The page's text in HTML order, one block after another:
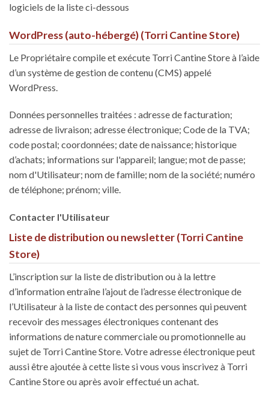
logiciels de la liste ci-dessous
WordPress (auto-hébergé) (Torri Cantine Store)
Le Propriétaire compile et exécute Torri Cantine Store à l’aide
d’un système de gestion de contenu (CMS) appelé
WordPress.
Données personnelles traitées : adresse de facturation;
adresse de livraison; adresse électronique; Code de la TVA;
code postal; coordonnées; date de naissance; historique
d’achats; informations sur l'appareil; langue; mot de passe;
nom d'Utilisateur; nom de famille; nom de la société; numéro
de téléphone; prénom; ville.
Contacter l'Utilisateur
Liste de distribution ou newsletter (Torri Cantine
Store)
L’inscription sur la liste de distribution ou à la lettre
d’information entraîne l’ajout de l’adresse électronique de
l’Utilisateur à la liste de contact des personnes qui peuvent
recevoir des messages électroniques contenant des
informations de nature commerciale ou promotionnelle au
sujet de Torri Cantine Store. Votre adresse électronique peut
aussi être ajoutée à cette liste si vous vous inscrivez à Torri
Cantine Store ou après avoir effectué un achat.